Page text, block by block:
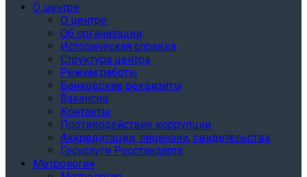
О центре
О центре
Об организации
Историческая справка
Структура центра
Режим работы
Банковские реквизиты
Вакансии
Контакты
Противодействие коррупции
Аккредитации, лицензии, свидетельства
Госуслуги Росстандарта
Метрология